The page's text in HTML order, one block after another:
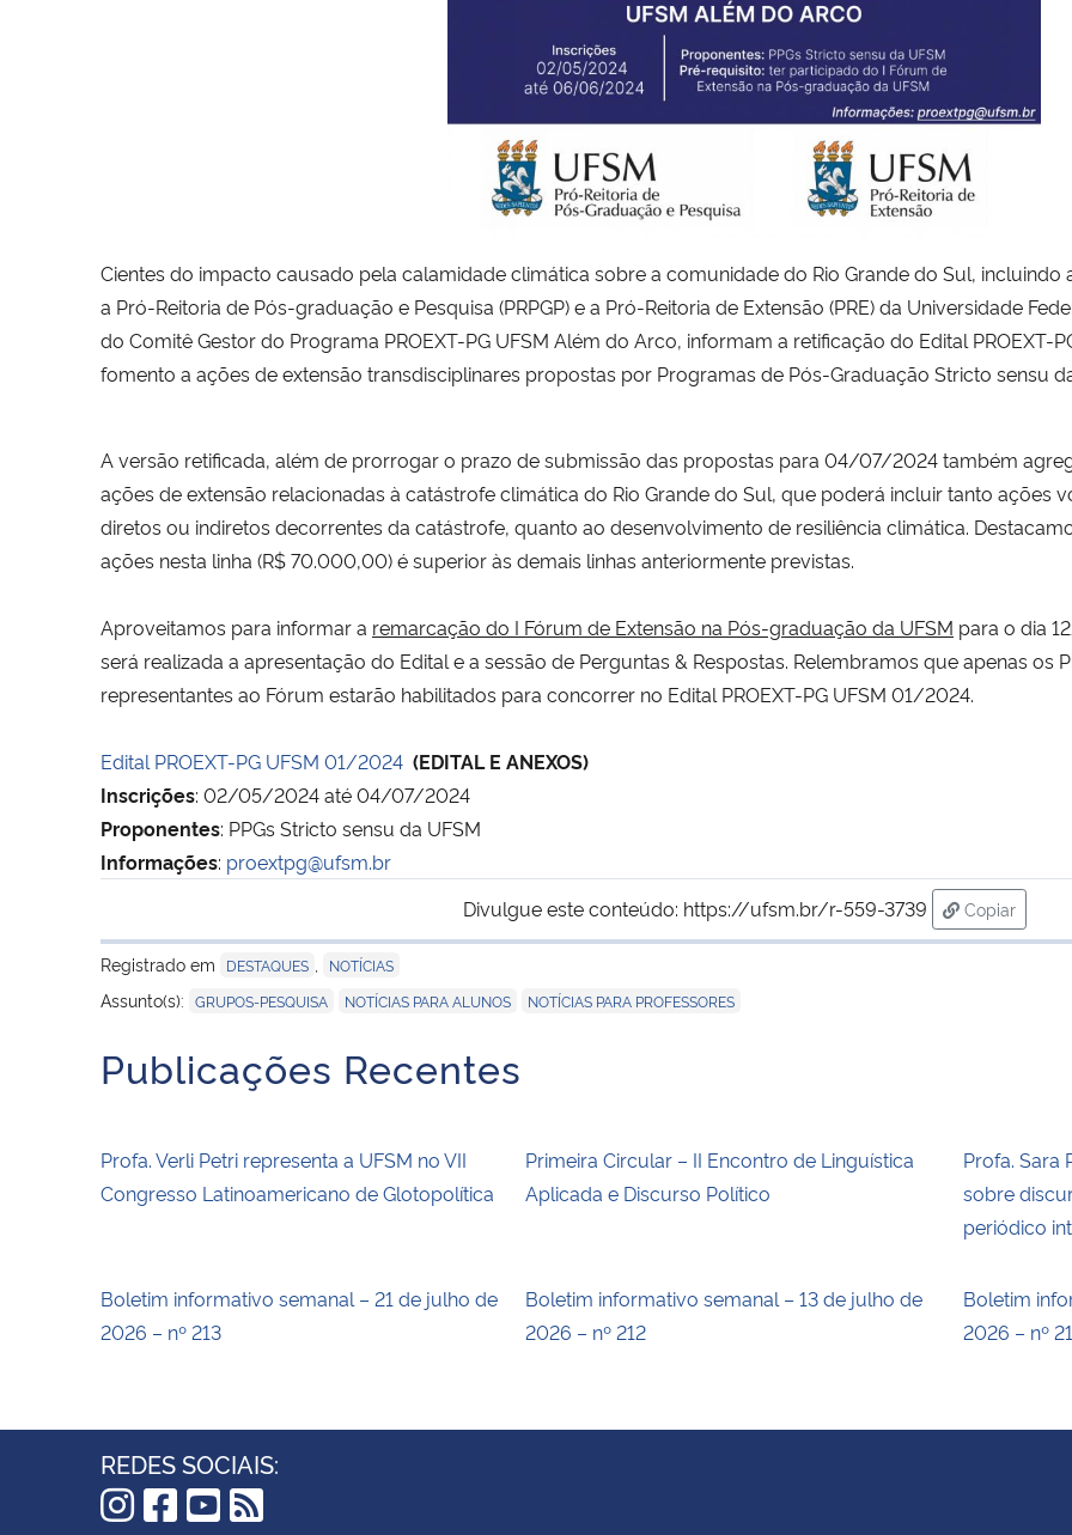
Cientes do impacto causado pela calamidade climática sobre a comunidade do Rio Grande do Sul, incluindo
a Pró-Reitoria de Pós-graduação e Pesquisa (PRPGP) e a Pró-Reitoria de Extensão (PRE) da Universidade
do Comitê Gestor do Programa PROEXT-PG UFSM Além do Arco, informam a retificação do Edital PROEXT-
fomento a ações de extensão transdisciplinares propostas por Programas de Pós-Graduação Stricto sensu
A versão retificada, além de prorrogar o prazo de submissão das propostas para 04/07/2024 também
ações de extensão relacionadas à catástrofe climática do Rio Grande do Sul, que poderá incluir tanto ações
diretos ou indiretos decorrentes da catástrofe, quanto ao desenvolvimento de resiliência climática.
ações nesta linha (R$ 70.000,00) é superior às demais linhas anteriormente previstas.
Aproveitamos para informar a remarcação do I Fórum de Extensão na Pós-graduação da UFSM para o dia
será realizada a apresentação do Edital e a sessão de Perguntas & Respostas. Relembramos que apenas os
representantes ao Fórum estarão habilitados para concorrer no Edital PROEXT-PG UFSM 01/2024.
Edital PROEXT-PG UFSM 01/2024 (EDITAL E ANEXOS)
Inscrições: 02/05/2024 até 04/07/2024
Proponentes: PPGs Stricto sensu da UFSM
Informações: proextpg@ufsm.br
Divulgue este conteúdo: https://ufsm.br/r-559-3739
Copiar
para área
Registrado em
DESTAQUES NOTÍCIAS
Assunto(s): GRUPOS-PESQUISA NOTÍCIAS PARA ALUNOS NOTÍCIAS PARA PROFESSORES
Publicações Recentes
Profa. Verli Petri representa a UFSM no VII
Congresso Latinoamericano de Glotopolítica
Primeira Circular – II Encontro de Linguística
Aplicada e Discurso Político
Profa. Sara
sobre
periódico
Boletim informativo semanal – 21 de julho de
2026 – nº 213
Boletim informativo semanal – 13 de julho de
2026 – nº 212
Boletim
2026 – nº
REDES SOCIAIS: